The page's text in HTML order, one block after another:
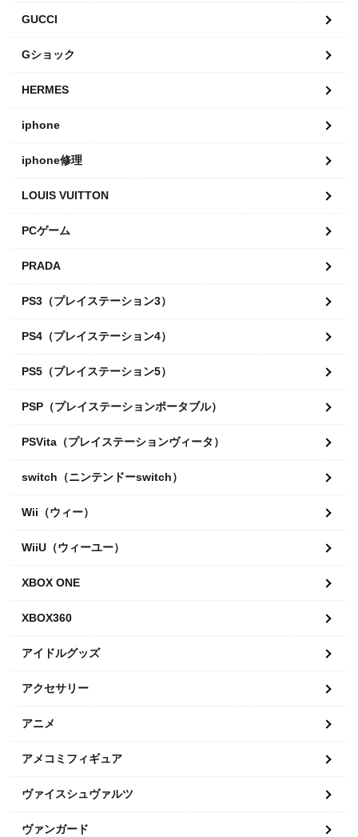
GUCCI
Gショック
HERMES
iphone
iphone修理
LOUIS VUITTON
PCゲーム
PRADA
PS3（プレイステーション3）
PS4（プレイステーション4）
PS5（プレイステーション5）
PSP（プレイステーションポータブル）
PSVita（プレイステーションヴィータ）
switch（ニンテンドーswitch）
Wii（ウィー）
WiiU（ウィーユー）
XBOX ONE
XBOX360
アイドルグッズ
アクセサリー
アニメ
アメコミフィギュア
ヴァイスシュヴァルツ
ヴァンガード